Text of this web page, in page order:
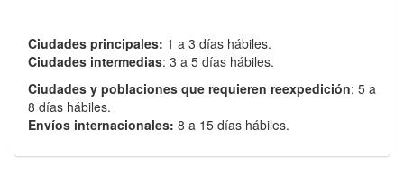
Ciudades principales: 1 a 3 días hábiles.
Ciudades intermedias: 3 a 5 días hábiles.
Ciudades y poblaciones que requieren reexpedición: 5 a
8 días hábiles.
Envíos internacionales: 8 a 15 días hábiles.